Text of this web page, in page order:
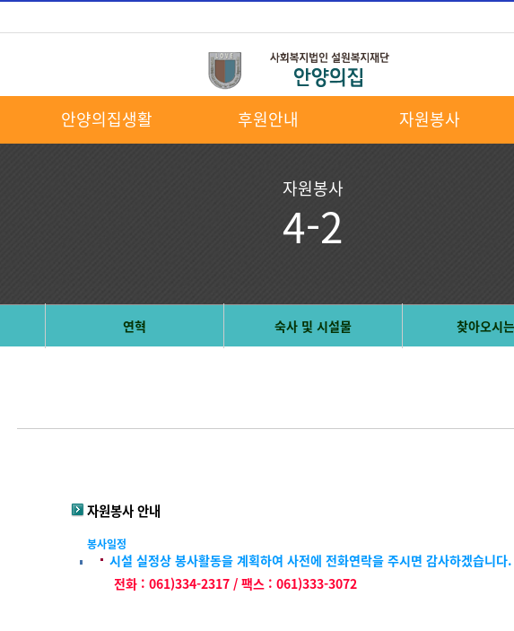
안양의집생활 후원안내 자원봉사
자원봉사
4-2
연혁 숙사 및 시설물 찾아오시
자원봉사 안내
봉사일정
시설 실정상 봉사활동을 계획하여 사전에 전화연락을 주시면 감사하겠습니다.
전화 : 061)334-2317 / 팩스 : 061)333-3072